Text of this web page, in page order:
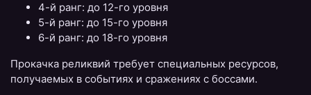
4-й ранг: до 12-го уровня
5-й ранг: до 15-го уровня
6-й ранг: до 18-го уровня
Прокачка реликвий требует специальных ресурсов,
получаемых в событиях и сражениях с боссами.